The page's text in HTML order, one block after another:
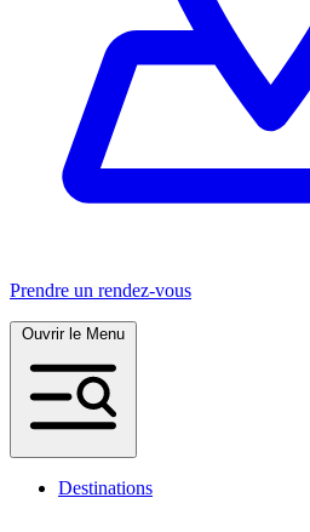
Prendre un rendez-vous
Destinations